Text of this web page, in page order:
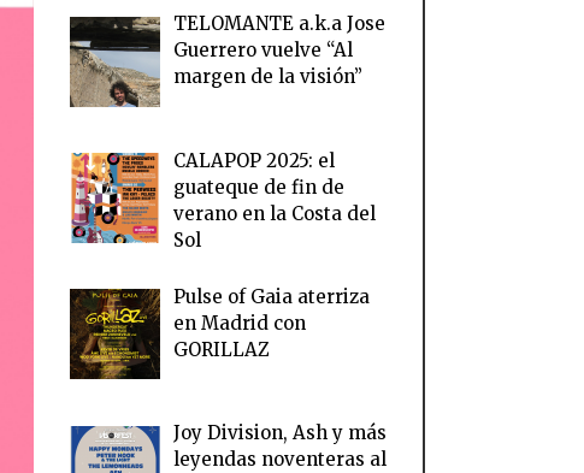
TELOMANTE a.k.a Jose
Guerrero vuelve “Al
margen de la visión”
CALAPOP 2025: el
guateque de fin de
verano en la Costa del
Sol
Pulse of Gaia aterriza
en Madrid con
GORILLAZ
Joy Division, Ash y más
leyendas noventeras al